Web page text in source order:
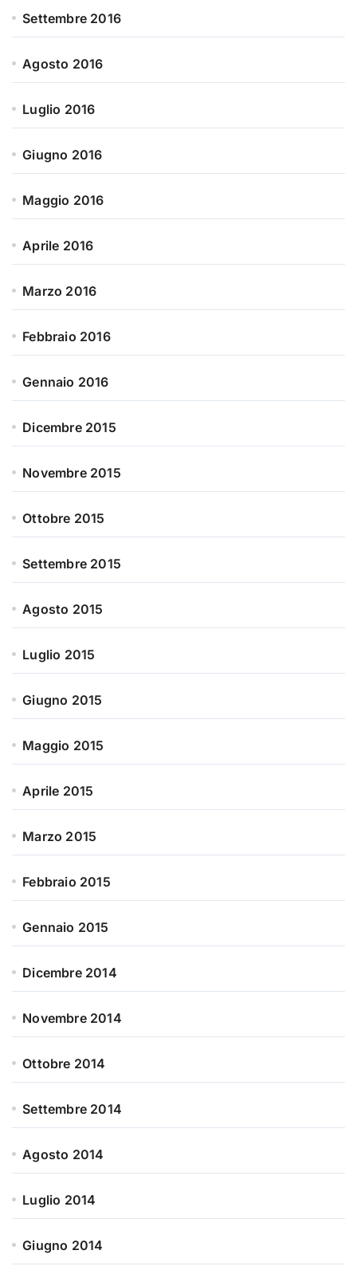
Settembre 2016
Agosto 2016
Luglio 2016
Giugno 2016
Maggio 2016
Aprile 2016
Marzo 2016
Febbraio 2016
Gennaio 2016
Dicembre 2015
Novembre 2015
Ottobre 2015
Settembre 2015
Agosto 2015
Luglio 2015
Giugno 2015
Maggio 2015
Aprile 2015
Marzo 2015
Febbraio 2015
Gennaio 2015
Dicembre 2014
Novembre 2014
Ottobre 2014
Settembre 2014
Agosto 2014
Luglio 2014
Giugno 2014